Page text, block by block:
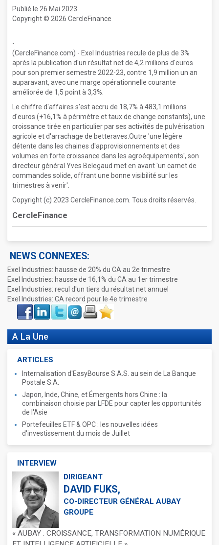
Publié le 26 Mai 2023
Copyright © 2026 CercleFinance
-
(CercleFinance.com) - Exel Industries recule de plus de 3%
après la publication d'un résultat net de 4,2 millions d'euros
pour son premier semestre 2022-23, contre 1,9 million un an
auparavant, avec une marge opérationnelle courante
améliorée de 1,5 point à 3,3%.
Le chiffre d'affaires s'est accru de 18,7% à 483,1 millions
d'euros (+16,1% à périmètre et taux de change constants), une
croissance tirée en particulier par ses activités de pulvérisation
agricole et d'arrachage de betteraves.Outre 'une légère
détente dans les chaines d'approvisionnements et des
volumes en forte croissance dans les agroéquipements', son
directeur général Yves Belegaud met en avant 'un carnet de
commandes solide, offrant une bonne visibilité sur les
trimestres à venir'.
Copyright (c) 2023 CercleFinance.com. Tous droits réservés.
CercleFinance
NEWS CONNEXES:
Exel Industries: hausse de 20% du CA au 2e trimestre
Exel Industries: hausse de 16,1% du CA au 1er trimestre
Exel Industries: recul d'un tiers du résultat net annuel
Exel Industries: CA record pour le 4e trimestre
Face
book
LinkIn Twitter Envoyer ImprimerFavoris
A La Une
ARTICLES
Internalisation d'EasyBourse S.A.S. au sein de La Banque
Postale S.A.
Japon, Inde, Chine, et Émergents hors Chine : la
combinaison choisie par LFDE pour capter les opportunités
de l'Asie
Portefeuilles ETF & OPC : les nouvelles idées
d'investissement du mois de Juillet
INTERVIEW
DIRIGEANT
DAVID FUKS,
CO-DIRECTEUR GÉNÉRAL AUBAY
GROUPE
« AUBAY : CROISSANCE, TRANSFORMATION NUMÉRIQUE